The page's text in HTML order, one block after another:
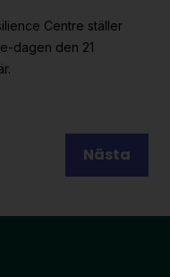
Centre ställer
dagen den 21
Nästa